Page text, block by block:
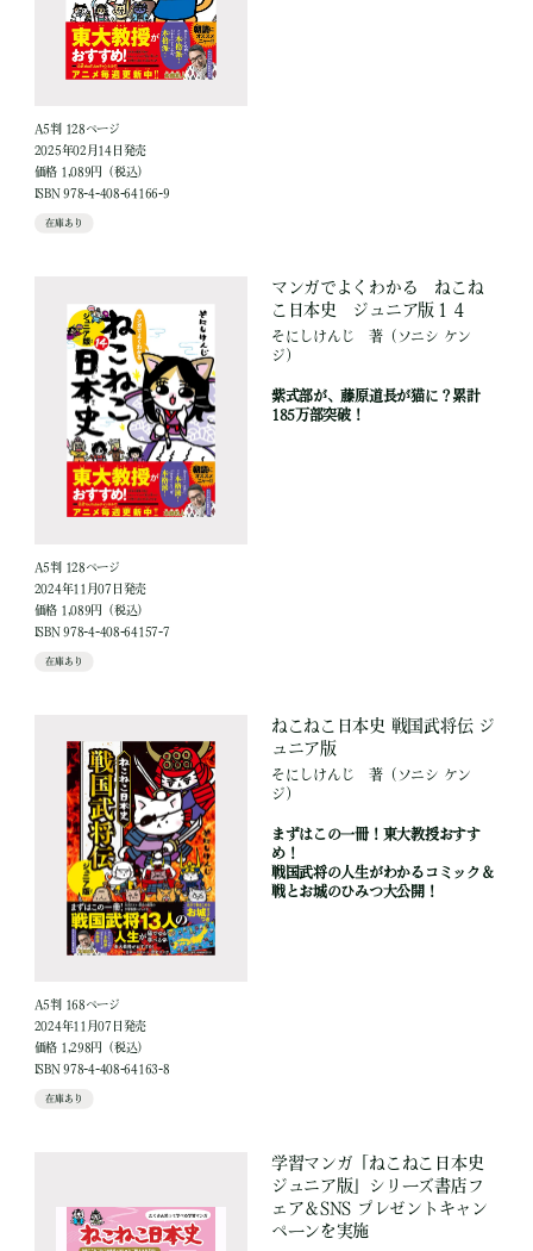
A5判 128ページ
2025年02月14日発売
価格 1,089円（税込）
ISBN 978-4-408-64166-9
在庫あり
A5判 128ページ
2024年11月07日発売
価格 1,089円（税込）
ISBN 978-4-408-64157-7
在庫あり
マンガでよくわかる ねこね
こ日本史 ジュニア版１４
そにしけんじ 著（ソニシ ケン
ジ）
紫式部が、藤原道長が猫に？累計
185万部突破！
A5判 168ページ
2024年11月07日発売
価格 1,298円（税込）
ISBN 978-4-408-64163-8
在庫あり
ねこねこ日本史 戦国武将伝 ジ
ュニア版
そにしけんじ 著（ソニシ ケン
ジ）
まずはこの一冊！東大教授おすす
め！
戦国武将の人生がわかるコミック＆
戦とお城のひみつ大公開！
学習マンガ「ねこねこ日本史
ジュニア版」シリーズ書店フ
ェア＆SNS プレゼントキャン
ペーンを実施